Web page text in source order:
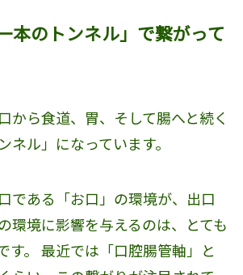
本のトンネル」で繋がって
から食道、胃、そして腸へと続く
ネル」になっています。
である「お口」の環境が、出口
環境に影響を与えるのは、とても
す。 最近では「口腔腸管軸」と